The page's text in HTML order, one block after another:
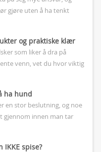
gjøre uten å ha tenkt
og praktiske klær
som liker å dra på
venn, vet du hvor viktig
ha hund
en stor beslutning, og noe
gjennom innen man tar
spise?